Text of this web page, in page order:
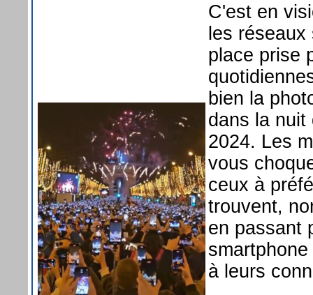
C'est en
les
place prise
bien la
dans la nuit
2024. Les
vous
ceux à
trouvent,
en passant
à leurs